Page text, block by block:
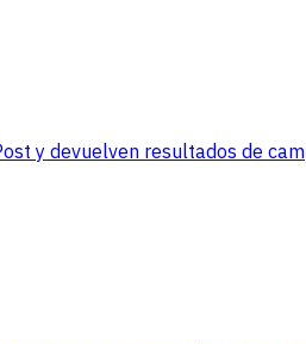
y devuelven resultados de